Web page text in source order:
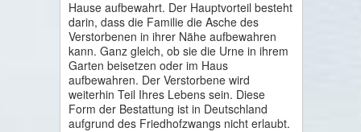
Hause aufbewahrt. Der Hauptvorteil besteht
darin, dass die Familie die Asche des
Verstorbenen in ihrer Nähe aufbewahren
kann. Ganz gleich, ob sie die Urne in ihrem
Garten beisetzen oder im Haus
aufbewahren. Der Verstorbene wird
weiterhin Teil Ihres Lebens sein. Diese
Form der Bestattung ist in Deutschland
aufgrund des Friedhofzwangs nicht erlaubt.